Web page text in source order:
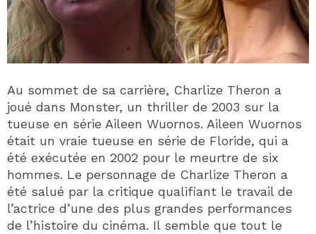
Au sommet de sa carrière, Charlize Theron a
joué dans Monster, un thriller de 2003 sur la
tueuse en série Aileen Wuornos. Aileen Wuornos
était un vraie tueuse en série de Floride, qui a
été exécutée en 2002 pour le meurtre de six
hommes. Le personnage de Charlize Theron a
été salué par la critique qualifiant le travail de
l’actrice d’une des plus grandes performances
de l’histoire du cinéma. Il semble que tout le